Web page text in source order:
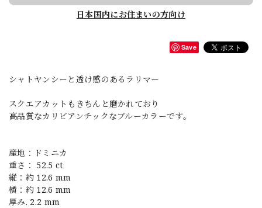
日本国内にお住まいの方向け
Save
シャトヤンシーと透け感のあるラリマー
スクエアカットもきちんと磨かれており
高品質なカリビアンチックなブルーカラーです。
産地：ドミニカ
重さ： 52.5 ct
縦：約 12.6 mm
横：約 12.6 mm
厚み. 2.2 mm